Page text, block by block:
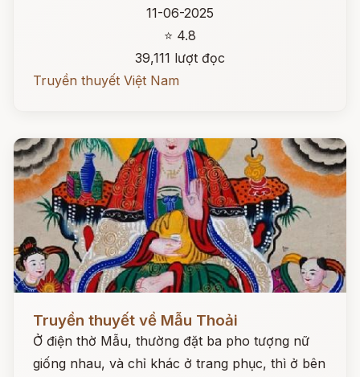
11-06-2025
⭐ 4.8
39,111 lượt đọc
Truyền thuyết Việt Nam
Đọc ngay
Truyền thuyết về Mẫu Thoải
Ở điện thờ Mẫu, thường đặt ba pho tượng nữ
giống nhau, và chỉ khác ở trang phục, thì ở bên